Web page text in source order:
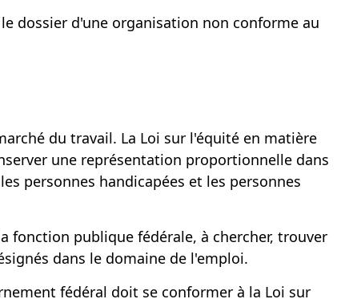
dossier d'une organisation non conforme au
du travail. La Loi sur l'équité en matière
une représentation proportionnelle dans
personnes handicapées et les personnes
fonction publique fédérale, à chercher, trouver
dans le domaine de l'emploi.
fédéral doit se conformer à la Loi sur